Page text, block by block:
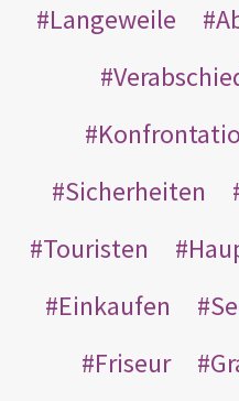
Langeweile
Sicherheiten
Touristen
Einkaufen
Friseur